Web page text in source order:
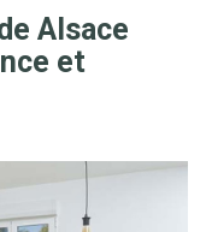
Alsace
et